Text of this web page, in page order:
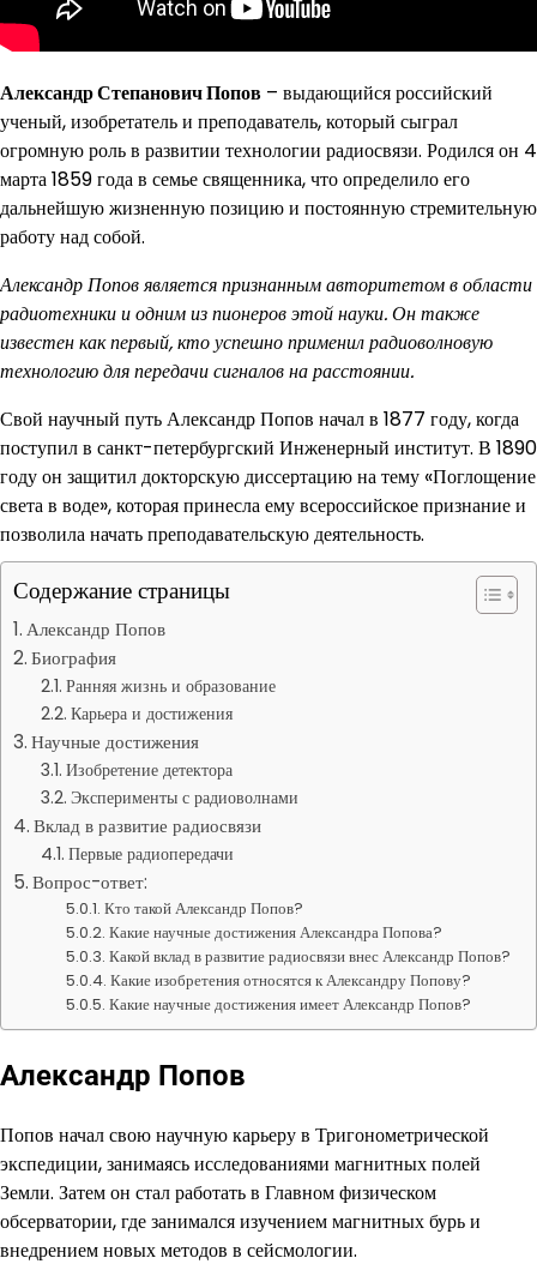
Александр Степанович Попов – выдающийся российский
ученый, изобретатель и преподаватель, который сыграл
огромную роль в развитии технологии радиосвязи. Родился он 4
марта 1859 года в семье священника, что определило его
дальнейшую жизненную позицию и постоянную стремительную
работу над собой.
Александр Попов является признанным авторитетом в области
радиотехники и одним из пионеров этой науки. Он также
известен как первый, кто успешно применил радиоволновую
технологию для передачи сигналов на расстоянии.
Свой научный путь Александр Попов начал в 1877 году, когда
поступил в санкт-петербургский Инженерный институт. В 1890
году он защитил докторскую диссертацию на тему «Поглощение
света в воде», которая принесла ему всероссийское признание и
позволила начать преподавательскую деятельность.
Содержание страницы
Александр Попов
Биография
Ранняя жизнь и образование
Карьера и достижения
Научные достижения
Изобретение детектора
Эксперименты с радиоволнами
Вклад в развитие радиосвязи
Первые радиопередачи
Вопрос-ответ:
Кто такой Александр Попов?
Какие научные достижения Александра Попова?
Какой вклад в развитие радиосвязи внес Александр Попов?
Какие изобретения относятся к Александру Попову?
Какие научные достижения имеет Александр Попов?
Александр Попов
Попов начал свою научную карьеру в Тригонометрической
экспедиции, занимаясь исследованиями магнитных полей
Земли. Затем он стал работать в Главном физическом
обсерватории, где занимался изучением магнитных бурь и
внедрением новых методов в сейсмологии.